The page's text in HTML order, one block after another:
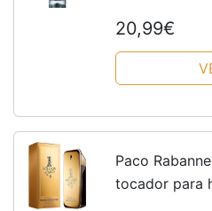
20,99€
Paco
tocador para